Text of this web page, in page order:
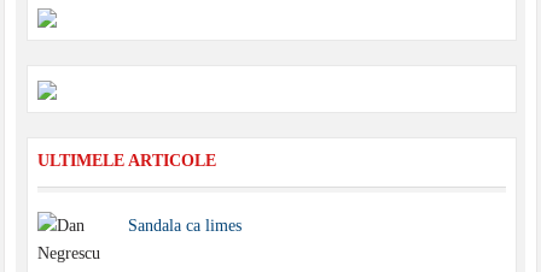
ULTIMELE ARTICOLE
Sandala ca limes